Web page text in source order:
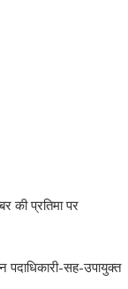
की प्रतिमा पर
पदाधिकारी-सह-उपायुक्त